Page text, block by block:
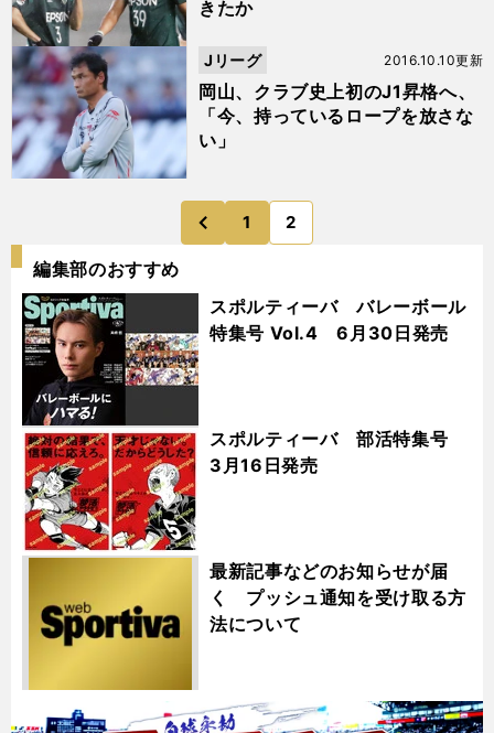
きたか
岡山、クラブ史上初のJ1昇格へ、
「今、持っているロープを放さな
い」
2016.10.10更新
Jリーグ
前
1 2
編集部のおすすめ
スポルティーバ バレーボール
特集号 Vol.4 6月30日発売
スポルティーバ 部活特集号
3月16日発売
最新記事などのお知らせが届
く プッシュ通知を受け取る方
法について